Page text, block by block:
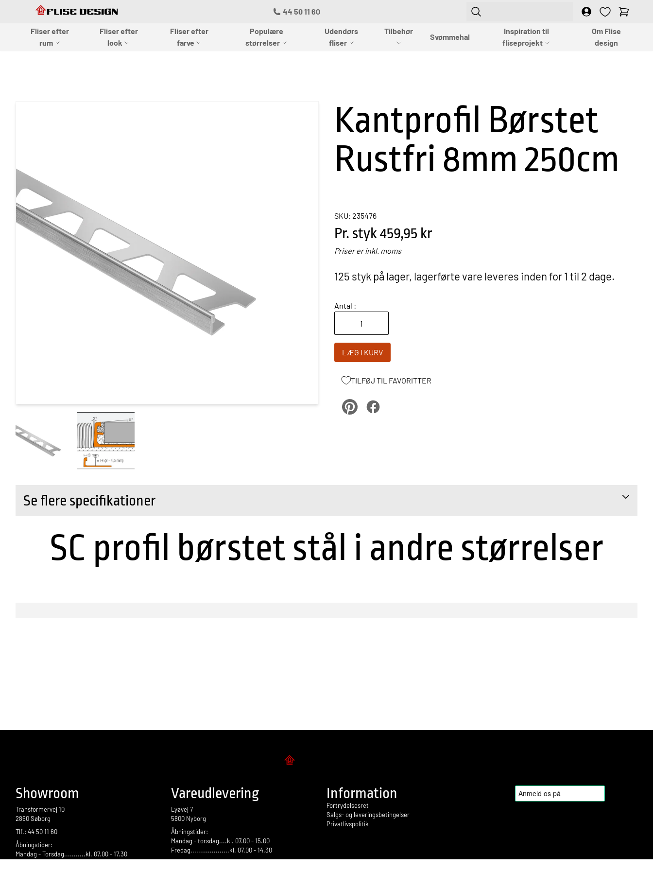
Skip to Content
Skip to Content
Flise design
44 50 11 60
Fliser efter
rum
Fliser efter
look
Fliser efter
farve
Populære
størrelser
Udendørs
fliser
Tilbehør
Svømmehal
Inspiration til
fliseprojekt
Om Flise
design
Kantprofil Børstet
Rustfri 8mm 250cm
SKU: 235476
Pr. styk459,95 kr
Priser er inkl. moms
125 styk på lager, lagerførte vare leveres inden for 1 til 2 dage.
Antal :
LÆG I KURV
TILFØJ TIL FAVORITTER
pinterestFacebook
Se flere specifikationer
SC profil børstet stål i andre størrelser
Showroom
Transformervej 10
2860 Søborg
Tlf.: 44 50 11 60
Åbningstider:
Mandag - Torsdag...........kl. 07.00 - 17.30
Vareudlevering
Lyøvej 7
5800 Nyborg
Åbningstider:
Mandag - torsdag....kl. 07.00 - 15.00
Fredag....................kl. 07.00 - 14.30
Information
Fortrydelsesret
Salgs- og leveringsbetingelser
Privatlivspolitik